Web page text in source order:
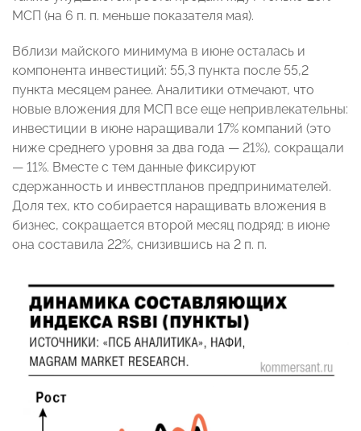
МСП (на 6 п. п. меньше показателя мая).
Вблизи майского минимума в июне осталась и
компонента инвестиций: 55,3 пункта после 55,2
пункта месяцем ранее. Аналитики отмечают, что
новые вложения для МСП все еще непривлекательны:
инвестиции в июне наращивали 17% компаний (это
ниже среднего уровня за два года — 21%), сокращали
— 11%. Вместе с тем данные фиксируют
сдержанность и инвестпланов предпринимателей.
Доля тех, кто собирается наращивать вложения в
бизнес, сокращается второй месяц подряд: в июне
она составила 22%, снизившись на 2 п. п.